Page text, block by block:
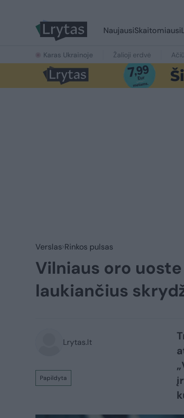
NaujausiSkaitomiausi
Karas Ukrainoje Žalioji erdvė
Verslas Rinkos pulsas
Vilniaus oro
laukiančius
Lrytas.lt
Papildyta